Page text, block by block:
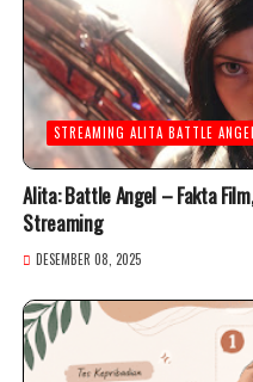
STREAMING ALITA BATTLE ANGEL
Alita: Battle Angel – Fakta
Streaming
DESEMBER 08, 2025